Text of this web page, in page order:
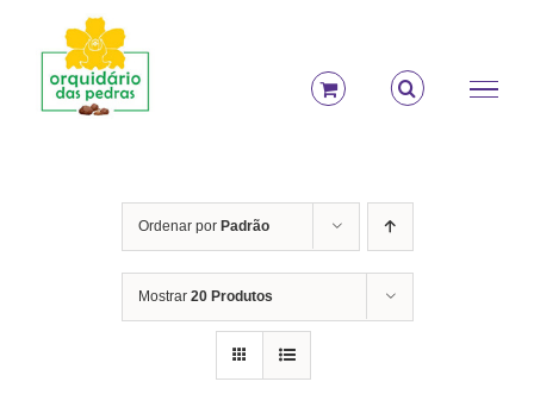
conteúdo
Ordenar por Padrão
Mostrar 20 Produtos